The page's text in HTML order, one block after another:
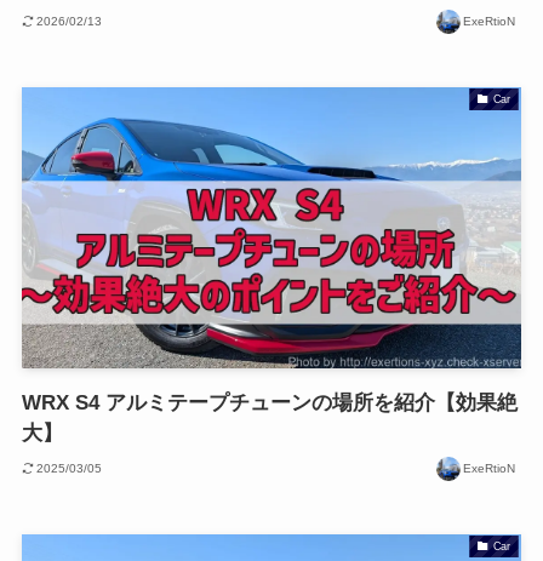
2026/02/13 ExeRtioN
Car
WRX S4 アルミテープチューンの場所を紹介【効果絶
大】
2025/03/05 ExeRtioN
Car